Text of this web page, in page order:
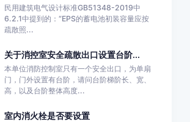
民用建筑电气设计标准GB51348-2019中
6.2.1中提到的：“EPS的蓄电池初装容量应按
疏散照...
关于消控室安全疏散出口设置台阶...
本单位消防控制室只有一个安全出口，为单扇
门，门外设置有台阶，请问台阶梯阶长、宽、
高，以及台阶整体高度...
室内消火栓是否要设置